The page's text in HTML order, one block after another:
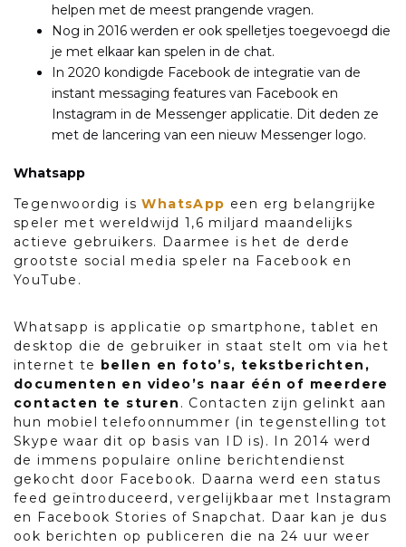
helpen met de meest prangende vragen.
Nog in 2016 werden er ook spelletjes toegevoegd die
je met elkaar kan spelen in de chat.
In 2020 kondigde Facebook de integratie van de
instant messaging features van Facebook en
Instagram in de Messenger applicatie. Dit deden ze
met de lancering van een nieuw Messenger logo.
Whatsapp
Tegenwoordig isWhatsApp een erg belangrijke
speler met wereldwijd 1,6 miljard maandelijks
actieve gebruikers. Daarmee is het de derde
grootste social media speler na Facebook en
YouTube.
Whatsapp is applicatie op smartphone, tablet en
desktop die de gebruiker in staat stelt om via het
internet te bellen en foto’s, tekstberichten,
documenten en video’s naar één of meerdere
contacten te sturen . Contacten zijn gelinkt aan
hun mobiel telefoonnummer (in tegenstelling tot
Skype waar dit op basis van ID is). In 2014 werd
de immens populaire online berichtendienst
gekocht door Facebook. Daarna werd een status
feed geïntroduceerd, vergelijkbaar met Instagram
en Facebook Stories of Snapchat. Daar kan je dus
ook berichten op publiceren die na 24 uur weer